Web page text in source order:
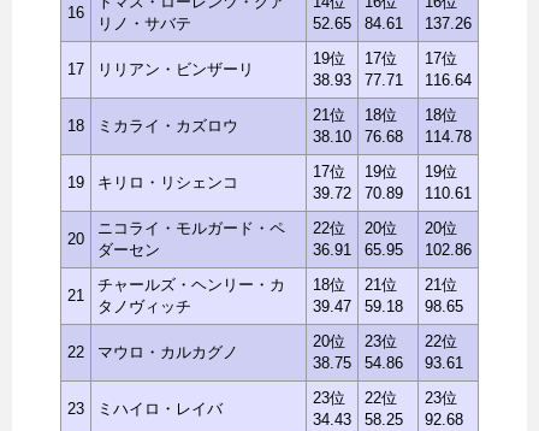
16
リノ・サバテ
52.65
84.61
137.26
17 リリアン・ビンザーリ
19位
38.93
17位
77.71
17位
116.64
18 ミカライ・カズロウ
21位
38.10
18位
76.68
18位
114.78
19 キリロ・リシェンコ
17位
39.72
19位
70.89
19位
110.61
20
ニコライ・モルガード・ペ
ダーセン
22位
36.91
20位
65.95
20位
102.86
21
チャールズ・ヘンリー・カ
タノヴィッチ
18位
39.47
21位
59.18
21位
98.65
22 マウロ・カルカグノ
20位
38.75
23位
54.86
22位
93.61
23 ミハイロ・レイバ
23位
34.43
22位
58.25
23位
92.68